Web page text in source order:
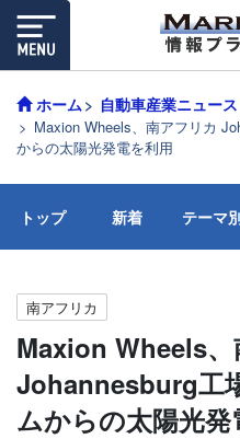
ホーム 自動車産業ニュース
Maxion Wheels、南アフリカ
からの太陽光発電を利用
トップ 新着 テーマ
南アフリカ
Maxion Wheels
Johannesburg工
ムからの太陽光発